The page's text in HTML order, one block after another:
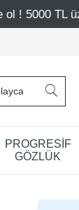
ilk
PROGRESİF
GÖZLÜK